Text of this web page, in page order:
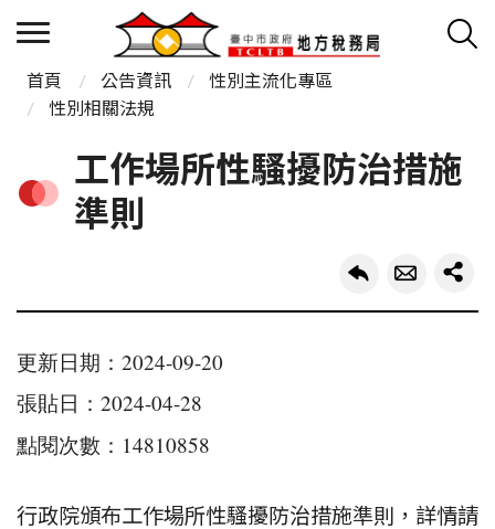
首頁 公告資訊
性別主流化專區
性別相關法規
工作場所性騷擾防治措施
準則
更新日期：2024-09-20
張貼日：2024-04-28
點閱次數：14810858
行政院頒布工作場所性騷擾防治措施準則
，詳情請